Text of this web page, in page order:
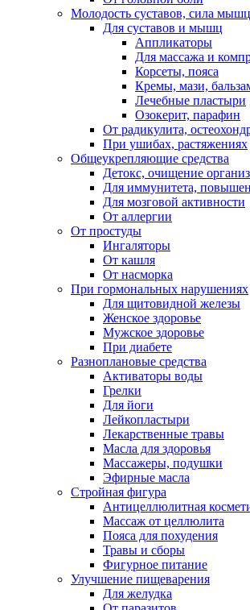
Молодость суставов, сила мышц
Для суставов и мышц
Аппликаторы
Для массажа и
Корсеты, пояса
Кремы, мази,
Лечебные пластыри
Озокерит, парафин
От радикулита,
При ушибах, растяжениях
Общеукрепляющие средства
Детокс, очищение
Для иммунитета,
Для мозговой активности
От аллергии
От простуды
Ингаляторы
От кашля
От насморка
При гормональных нарушениях
Для щитовидной железы
Женское здоровье
Мужское здоровье
При диабете
Разноплановые средства
Активаторы воды
Грелки
Для йоги
Лейкопластыри
Лекарственные травы
Масла для здоровья
Массажеры, подушки
Эфирные масла
Стройная фигура
Антицеллюлитная
Массаж от целлюлита
Пояса для похудения
Травы и сборы
Фигурное питание
Улучшение пищеварения
Для желудка